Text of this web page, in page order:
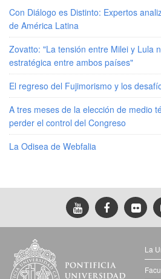
Con Diálogo es Distinto: Expertos
de América Latina
Zovatto: "La tensión entre Milei y Lula
estratégica entre ambos países"
El regreso del Fujimorismo y los
A tres meses de la elección de medio
perder el control del Congreso
La Odisea de Webfalia
La